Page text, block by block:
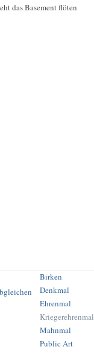
das Basement flöten
Birken
Denkmal
Ehrenmal
Kriegerehrenmal
Mahnmal
Public Art